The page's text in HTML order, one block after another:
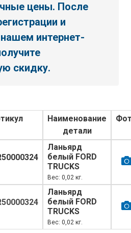
цены. После
и
интернет-
скидку.
Наименование
детали
Ланьярд
белый FORD
TRUCKS
Вес: 0,02 кг.
Ланьярд
белый FORD
TRUCKS
Вес: 0,02 кг.